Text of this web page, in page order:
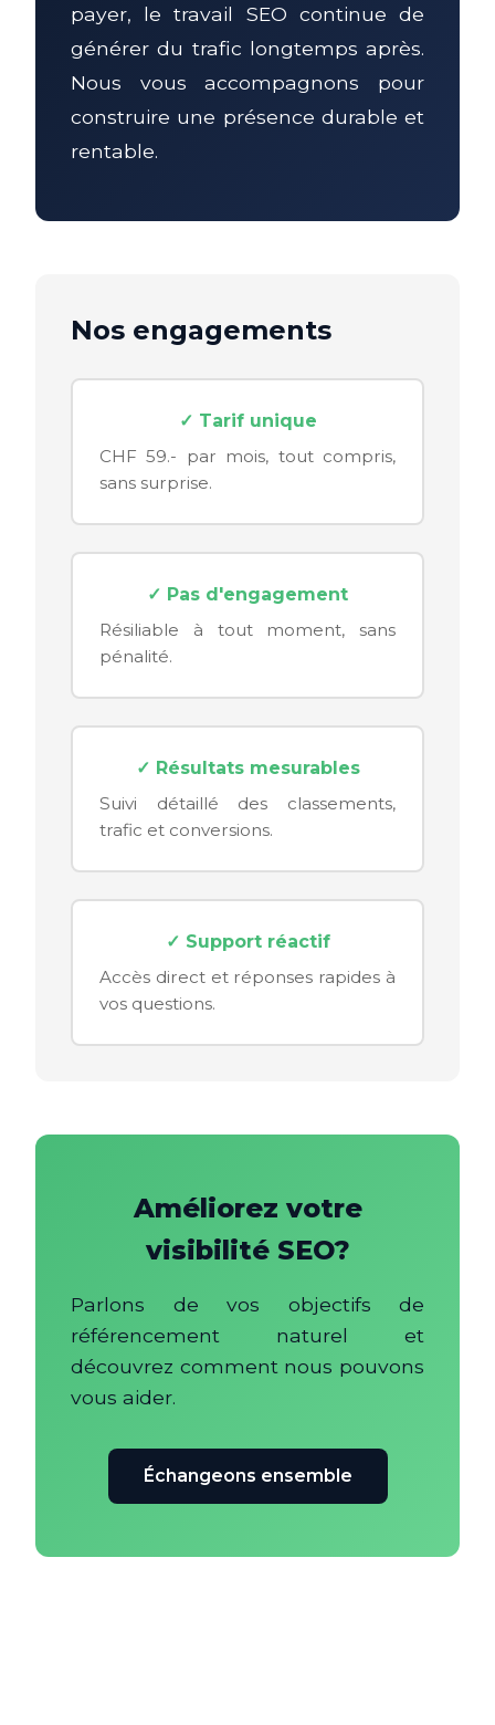
payer, le travail SEO continue de
générer du trafic longtemps après.
Nous vous accompagnons pour
construire une présence durable et
rentable.
Nos engagements
✓ Tarif unique
CHF 59.- par mois, tout compris,
sans surprise.
✓ Pas d'engagement
Résiliable à tout moment, sans
pénalité.
✓ Résultats mesurables
Suivi détaillé des classements,
trafic et conversions.
✓ Support réactif
Accès direct et réponses rapides à
vos questions.
Améliorez votre
visibilité SEO?
Parlons de vos objectifs de
référencement naturel et
découvrez comment nous pouvons
vous aider.
Échangeons ensemble